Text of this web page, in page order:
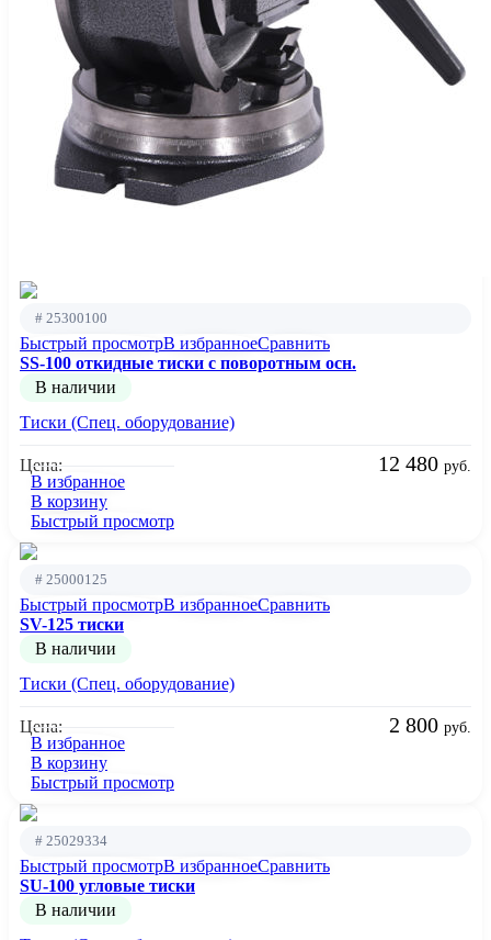
# 25300100
Быстрый просмотрВ избранноеСравнить
SS-100 откидные тиски с поворотным осн.
В наличии
Тиски (Спец. оборудование)
Цена: 12 480 руб.
В избранное
В корзину
Быстрый просмотр
# 25000125
Быстрый просмотрВ избранноеСравнить
SV-125 тиски
В наличии
Тиски (Спец. оборудование)
Цена: 2 800 руб.
В избранное
В корзину
Быстрый просмотр
# 25029334
Быстрый просмотрВ избранноеСравнить
SU-100 угловые тиски
В наличии